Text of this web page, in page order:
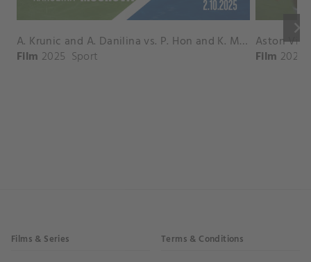
keyboard_arrow_right
A. Krunic and A. Danilina vs. P. Hon and K. Muchova Match Highlights - BEIJING_Capital Group Diamond ( October 02, 2025)
Film 2025 Sport Film 2026
Films & Series Terms & Conditions